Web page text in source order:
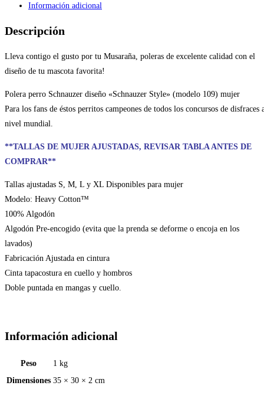
Información adicional
Descripción
Lleva contigo el gusto por tu Musaraña, poleras de excelente calidad con el
diseño de tu mascota favorita!
Polera perro Schnauzer diseño «Schnauzer Style» (modelo 109) mujer
Para los fans de éstos perritos campeones de todos los concursos de disfraces
nivel mundial.
**TALLAS DE MUJER AJUSTADAS, REVISAR TABLA ANTES DE
COMPRAR**
Tallas ajustadas S, M, L y XL Disponibles para mujer
Modelo: Heavy Cotton™
100% Algodón
Algodón Pre-encogido (evita que la prenda se deforme o encoja en los
lavados)
Fabricación Ajustada en cintura
Cinta tapacostura en cuello y hombros
Doble puntada en mangas y cuello.
Información adicional
Peso
1 kg
Dimensiones 35 × 30 × 2 cm